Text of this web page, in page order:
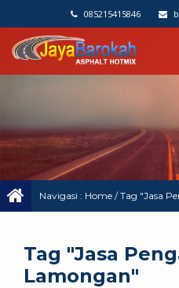
085215415846
Navigasi : Home /Tag "Jasa
Tag "Jasa
Lamongan"